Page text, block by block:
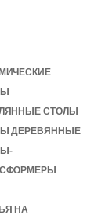
СТОЛЫ
ДЕРЕВЯННЫЕ
НА